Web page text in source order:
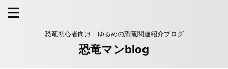
恐竜初心者向け ゆるめの恐竜関連紹介ブログ
恐竜マンblog